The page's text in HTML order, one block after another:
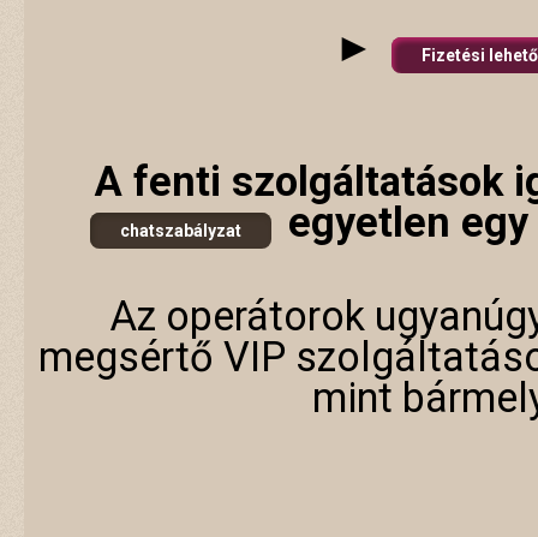
► Fizetési
A fenti szolgáltatások
chatszabályzat
egyetlen
Az operátorok
megsértő VIP
mint